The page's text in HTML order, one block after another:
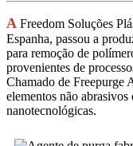
A Freedom Soluções
Espanha, passou a
para remoção de
provenientes de
Chamado de Freepurge
elementos não abrasivos
nanotecnológicas.